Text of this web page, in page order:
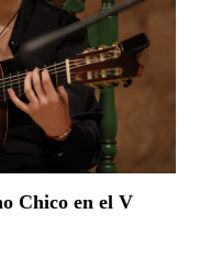
Chico en el V